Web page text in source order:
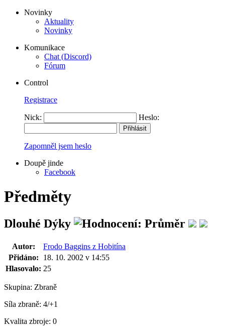
Novinky
Aktuality
Novinky
Komunikace
Chat (Discord)
Fórum
Control
Registrace
Nick: Heslo:
Zapomněl jsem heslo
Doupě jinde
Facebook
Předměty
Dlouhé Dýky
Autor:
Frodo Baggins z Hobitína
Přidáno:
18. 10. 2002 v 14:55
Hlasovalo: 25
Skupina: Zbraně
Síla zbraně: 4/+1
Kvalita zbroje: 0